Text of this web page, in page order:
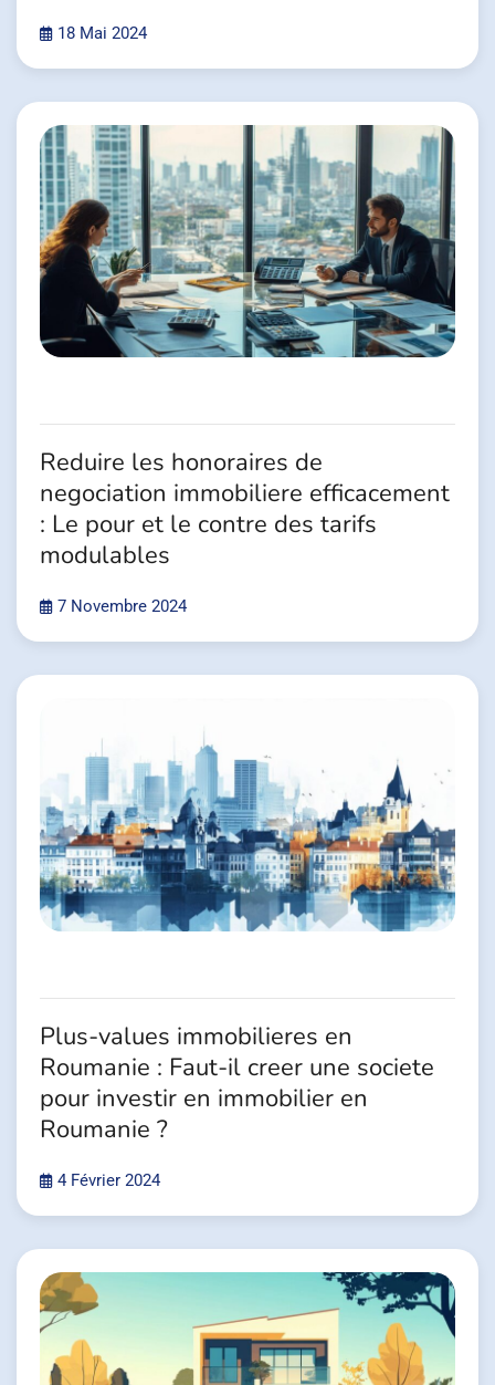
18 Mai 2024
Reduire les honoraires de
negociation immobiliere efficacement
: Le pour et le contre des tarifs
modulables
7 Novembre 2024
Plus-values immobilieres en
Roumanie : Faut-il creer une societe
pour investir en immobilier en
Roumanie ?
4 Février 2024